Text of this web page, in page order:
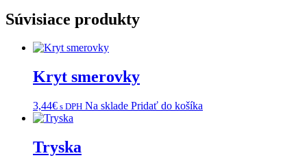
Súvisiace produkty
Kryt smerovky
3,44€ s DPH Na sklade Pridať do košíka
Tryska